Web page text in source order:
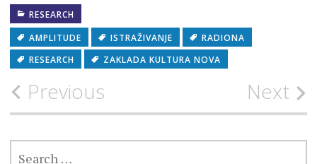
RESEARCH
AMPLITUDE
ISTRAŽIVANJE
RADIONA
RESEARCH
ZAKLADA KULTURA NOVA
Post
navigation
Previous Next
SEARCH
FOR: